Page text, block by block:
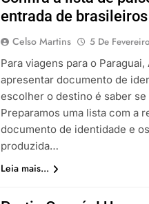
entrada de brasileiros
Celso Martins 5 De
Para viagens para o
apresentar documento de
escolher o destino é saber
Preparamos uma lista com a
documento de identidade e
produzida…
Leia mais...